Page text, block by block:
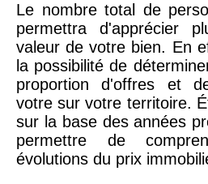
Le nombre total de
permettra d'apprécier
valeur de votre bien. En
la possibilité de
proportion d'offres et
votre sur votre territoire.
sur la base des années
permettre de
évolutions du prix